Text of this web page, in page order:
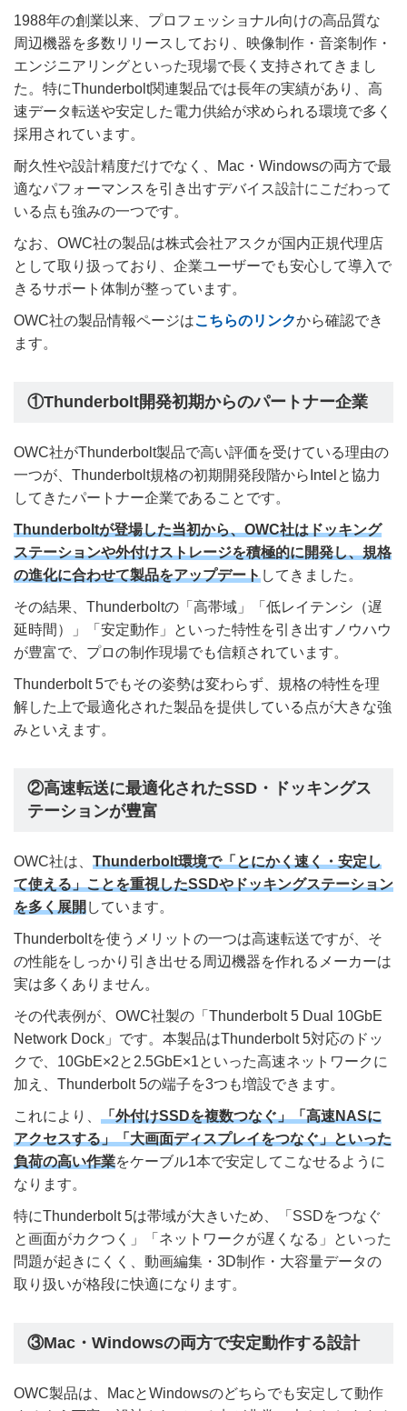
1988年の創業以来、プロフェッショナル向けの高品質な
周辺機器を多数リリースしており、映像制作・音楽制作・
エンジニアリングといった現場で長く支持されてきまし
た。特にThunderbolt関連製品では長年の実績があり、高
速データ転送や安定した電力供給が求められる環境で多く
採用されています。
耐久性や設計精度だけでなく、Mac・Windowsの両方で最
適なパフォーマンスを引き出すデバイス設計にこだわって
いる点も強みの一つです。
なお、OWC社の製品は株式会社アスクが国内正規代理店
として取り扱っており、企業ユーザーでも安心して導入で
きるサポート体制が整っています。
OWC社の製品情報ページはこちらのリンクから確認でき
ます。
①Thunderbolt開発初期からのパートナー企業
OWC社がThunderbolt製品で高い評価を受けている理由の
一つが、Thunderbolt規格の初期開発段階からIntelと協力
してきたパートナー企業であることです。
Thunderboltが登場した当初から、OWC社はドッキング
ステーションや外付けストレージを積極的に開発し、規格
の進化に合わせて製品をアップデートしてきました。
その結果、Thunderboltの「高帯域」「低レイテンシ（遅
延時間）」「安定動作」といった特性を引き出すノウハウ
が豊富で、プロの制作現場でも信頼されています。
Thunderbolt 5でもその姿勢は変わらず、規格の特性を理
解した上で最適化された製品を提供している点が大きな強
みといえます。
②高速転送に最適化されたSSD・ドッキングス
テーションが豊富
OWC社は、 Thunderbolt環境で「とにかく速く・安定し
て使える」ことを重視したSSDやドッキングステーション
を多く展開しています。
Thunderboltを使うメリットの一つは高速転送ですが、そ
の性能をしっかり引き出せる周辺機器を作れるメーカーは
実は多くありません。
その代表例が、OWC社製の「Thunderbolt 5 Dual 10GbE
Network Dock」です。本製品はThunderbolt 5対応のドッ
クで、10GbE×2と2.5GbE×1といった高速ネットワークに
加え、Thunderbolt 5の端子を3つも増設できます。
これにより、 「外付けSSDを複数つなぐ」「高速NASに
アクセスする」「大画面ディスプレイをつなぐ」といった
負荷の高い作業をケーブル1本で安定してこなせるように
なります。
特にThunderbolt 5は帯域が大きいため、「SSDをつなぐ
と画面がカクつく」「ネットワークが遅くなる」といった
問題が起きにくく、動画編集・3D制作・大容量データの
取り扱いが格段に快適になります。
③Mac・Windowsの両方で安定動作する設計
OWC製品は、MacとWindowsのどちらでも安定して動作